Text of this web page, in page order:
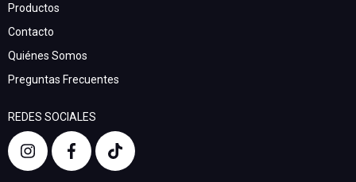
Productos
Contacto
Quiénes Somos
Preguntas Frecuentes
REDES SOCIALES